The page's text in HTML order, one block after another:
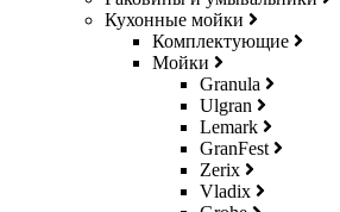
Кухонные мойки
Комплектующие
Мойки
Granula
Ulgran
Lemark
GranFest
Zerix
Vladix